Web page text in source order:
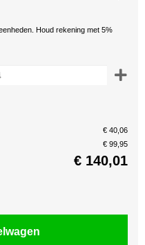
Houd rekening met 5%
€ 40,06
€ 99,95
€ 140,01